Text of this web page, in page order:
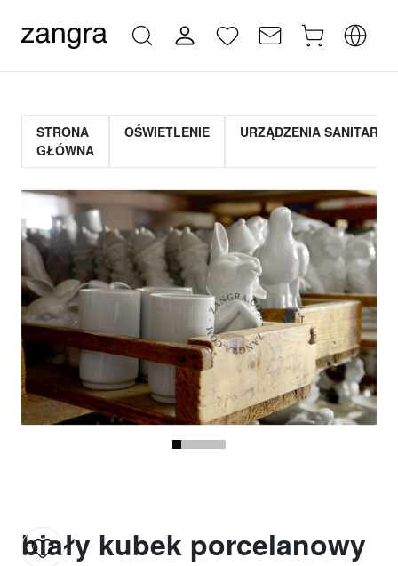
STRONA
GŁÓWNA
OŚWIETLENIE URZĄDZENIA SANITARNE
biały kubek porcelanowy